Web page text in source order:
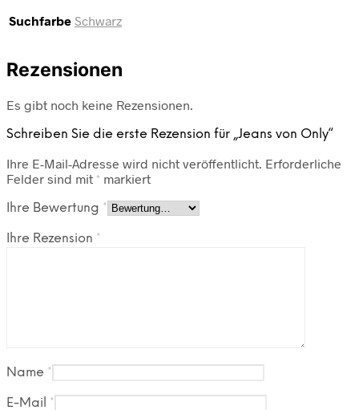
Suchfarbe Schwarz
Rezensionen
Es gibt noch keine Rezensionen.
Schreiben Sie die erste Rezension für „Jeans von Only“
Ihre E-Mail-Adresse wird nicht veröffentlicht. Erforderliche
Felder sind mit * markiert
Ihre Bewertung *
Ihre Rezension *
Name *
E-Mail *